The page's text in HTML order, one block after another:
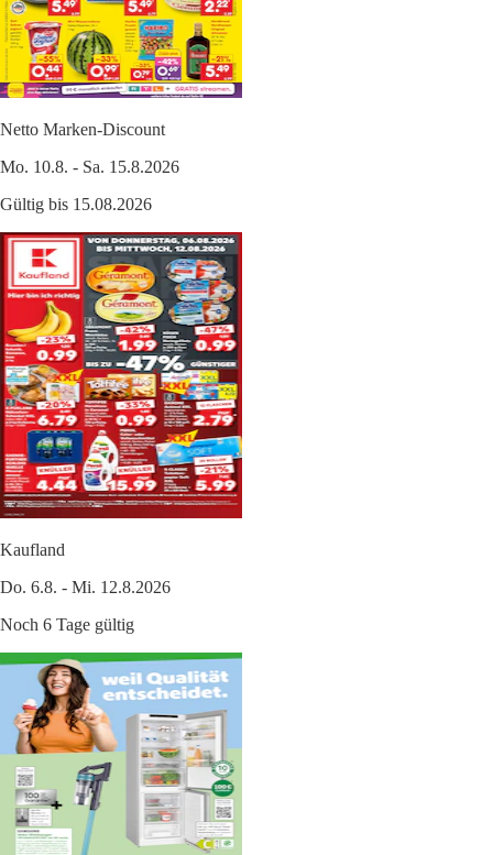
Netto Marken-Discount
Mo. 10.8. - Sa. 15.8.2026
Gültig bis 15.08.2026
Kaufland
Do. 6.8. - Mi. 12.8.2026
Noch 6 Tage gültig